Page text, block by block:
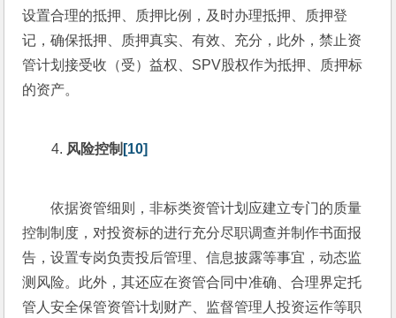
设置合理的抵押、质押比例，及时办理抵押、质押登
记，确保抵押、质押真实、有效、充分，此外，禁止资
管计划接受收（受）益权、SPV股权作为抵押、质押标
的资产。
风险控制 [10]
依据资管细则，非标类资管计划应建立专门的质量
控制制度，对投资标的进行充分尽职调查并制作书面报
告，设置专岗负责投后管理、信息披露等事宜，动态监
测风险。此外，其还应在资管合同中准确、合理界定托
管人安全保管资管计划财产、监督管理人投资运作等职